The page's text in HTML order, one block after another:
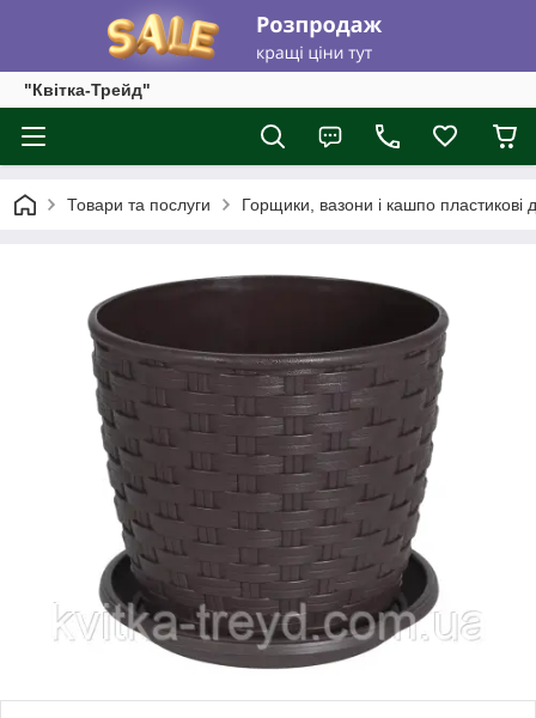
"Квітка-Трейд"
Товари та послуги Горщики, вазони і кашпо пластикові